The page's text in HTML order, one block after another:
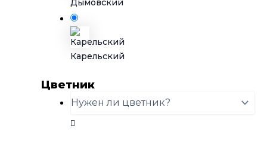
Карельский
Дымовский
Цветник